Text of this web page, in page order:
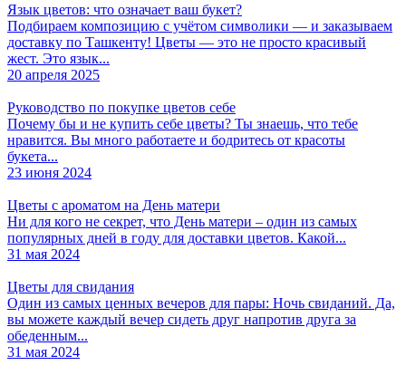
Язык цветов: что означает ваш букет?
Подбираем композицию с учётом символики — и заказываем
доставку по Ташкенту! Цветы — это не просто красивый
жест. Это язык...
20 апреля 2025
Руководство по покупке цветов себе
Почему бы и не купить себе цветы? Ты знаешь, что тебе
нравится. Вы много работаете и бодритесь от красоты
букета...
23 июня 2024
Цветы с ароматом на День матери
Ни для кого не секрет, что День матери – один из самых
популярных дней в году для доставки цветов. Какой...
31 мая 2024
Цветы для свидания
Один из самых ценных вечеров для пары: Ночь свиданий. Да,
вы можете каждый вечер сидеть друг напротив друга за
обеденным...
31 мая 2024